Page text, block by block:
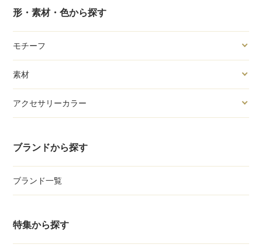
形・素材・色から探す
モチーフ
素材
アクセサリーカラー
ブランドから探す
ブランド一覧
特集から探す